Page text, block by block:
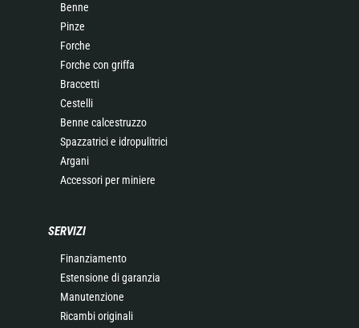
Benne
Pinze
Forche
Forche con griffa
Braccetti
Cestelli
Benne calcestruzzo
Spazzatrici e idropulitrici
Argani
Accessori per miniere
SERVIZI
Finanziamento
Estensione di garanzia
Manutenzione
Ricambi originali